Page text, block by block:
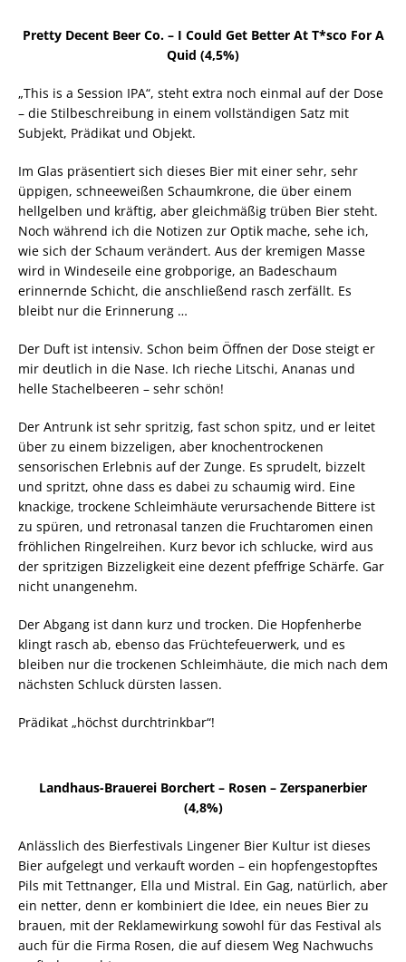
Pretty Decent Beer Co. – I Could Get Better At T*sco For A
Quid (4,5%)
„This is a Session IPA“, steht extra noch einmal auf der Dose
– die Stilbeschreibung in einem vollständigen Satz mit
Subjekt, Prädikat und Objekt.
Im Glas präsentiert sich dieses Bier mit einer sehr, sehr
üppigen, schneeweißen Schaumkrone, die über einem
hellgelben und kräftig, aber gleichmäßig trüben Bier steht.
Noch während ich die Notizen zur Optik mache, sehe ich,
wie sich der Schaum verändert. Aus der kremigen Masse
wird in Windeseile eine grobporige, an Badeschaum
erinnernde Schicht, die anschließend rasch zerfällt. Es
bleibt nur die Erinnerung …
Der Duft ist intensiv. Schon beim Öffnen der Dose steigt er
mir deutlich in die Nase. Ich rieche Litschi, Ananas und
helle Stachelbeeren – sehr schön!
Der Antrunk ist sehr spritzig, fast schon spitz, und er leitet
über zu einem bizzeligen, aber knochentrockenen
sensorischen Erlebnis auf der Zunge. Es sprudelt, bizzelt
und spritzt, ohne dass es dabei zu schaumig wird. Eine
knackige, trockene Schleimhäute verursachende Bittere ist
zu spüren, und retronasal tanzen die Fruchtaromen einen
fröhlichen Ringelreihen. Kurz bevor ich schlucke, wird aus
der spritzigen Bizzeligkeit eine dezent pfeffrige Schärfe. Gar
nicht unangenehm.
Der Abgang ist dann kurz und trocken. Die Hopfenherbe
klingt rasch ab, ebenso das Früchtefeuerwerk, und es
bleiben nur die trockenen Schleimhäute, die mich nach dem
nächsten Schluck dürsten lassen.
Prädikat „höchst durchtrinkbar“!
Landhaus-Brauerei Borchert – Rosen – Zerspanerbier
(4,8%)
Anlässlich des Bierfestivals Lingener Bier Kultur ist dieses
Bier aufgelegt und verkauft worden – ein hopfengestopftes
Pils mit Tettnanger, Ella und Mistral. Ein Gag, natürlich, aber
ein netter, denn er kombiniert die Idee, ein neues Bier zu
brauen, mit der Reklamewirkung sowohl für das Festival als
auch für die Firma Rosen, die auf diesem Weg Nachwuchs